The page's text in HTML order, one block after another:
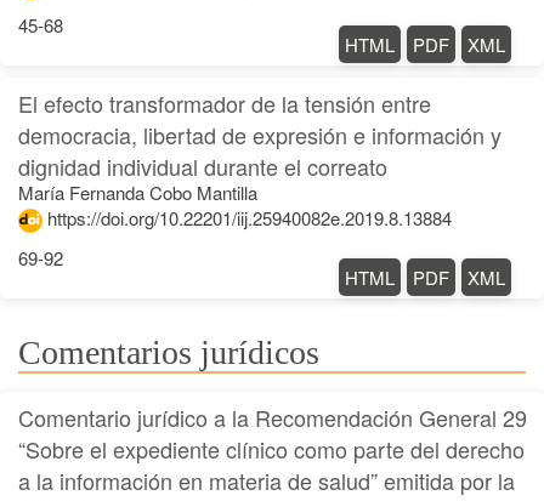
45-68
XML
PDF
HTML
El efecto transformador de la tensión entre
democracia, libertad de expresión e información y
dignidad individual durante el correato
María Fernanda Cobo Mantilla
https://doi.org/10.22201/iij.25940082e.2019.8.13884
69-92
XML
PDF
HTML
Comentarios jurídicos
Comentario jurídico a la Recomendación General 29
“Sobre el expediente clínico como parte del derecho
a la información en materia de salud” emitida por la